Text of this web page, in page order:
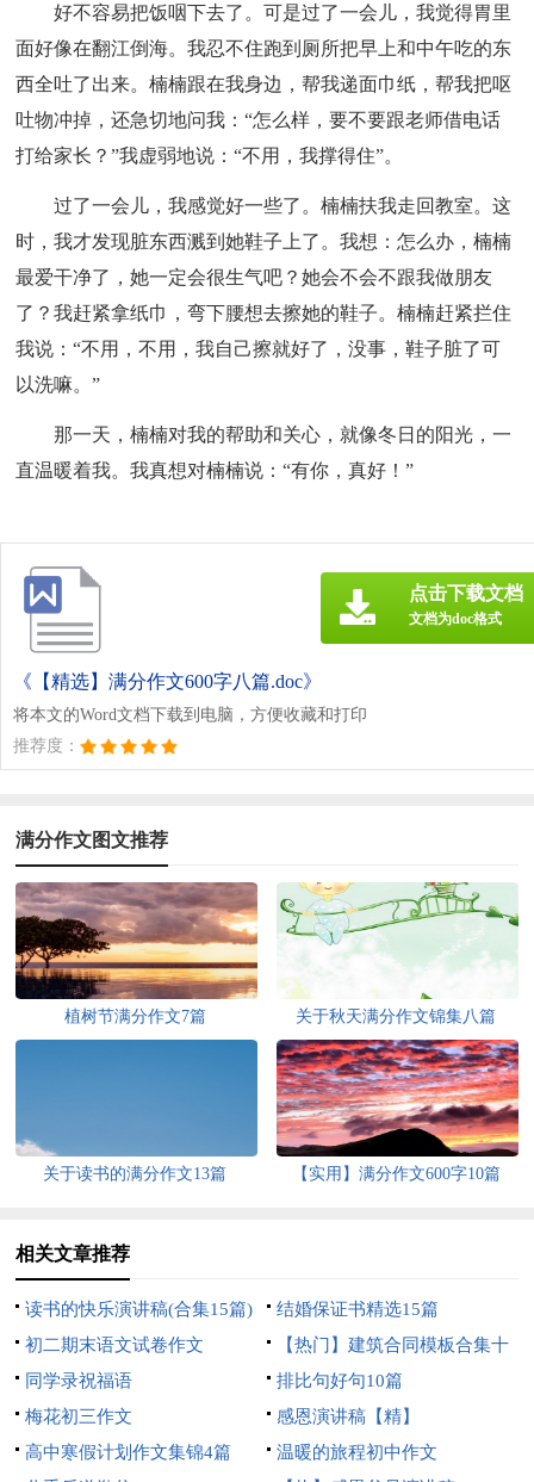
好不容易把饭咽下去了。可是过了一会儿，我觉得胃里
面好像在翻江倒海。我忍不住跑到厕所把早上和中午吃的东
西全吐了出来。楠楠跟在我身边，帮我递面巾纸，帮我把呕
吐物冲掉，还急切地问我：“怎么样，要不要跟老师借电话
打给家长？”我虚弱地说：“不用，我撑得住”。
过了一会儿，我感觉好一些了。楠楠扶我走回教室。这
时，我才发现脏东西溅到她鞋子上了。我想：怎么办，楠楠
最爱干净了，她一定会很生气吧？她会不会不跟我做朋友
了？我赶紧拿纸巾，弯下腰想去擦她的鞋子。楠楠赶紧拦住
我说：“不用，不用，我自己擦就好了，没事，鞋子脏了可
以洗嘛。”
那一天，楠楠对我的帮助和关心，就像冬日的阳光，一
直温暖着我。我真想对楠楠说：“有你，真好！”
《【精选】满分作文600字八篇.doc》
将本文的Word文档下载到电脑，方便收藏和打印
推荐度：
点击下载文档
文档为doc格式
满分作文图文推荐
植树节满分作文7篇 关于秋天满分作文锦集八篇
关于读书的满分作文13篇 【实用】满分作文600字10篇
相关文章推荐
读书的快乐演讲稿(合集15篇)
结婚保证书精选15篇
初二期末语文试卷作文
【热门】建筑合同模板合集十
篇
同学录祝福语
排比句好句10篇
梅花初三作文
感恩演讲稿【精】
高中寒假计划作文集锦4篇
温暖的旅程初中作文